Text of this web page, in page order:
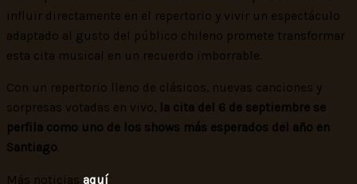
influir directamente en el repertorio y vivir un espectáculo
adaptado al gusto del público chileno promete transformar
esta cita musical en un recuerdo imborrable.
Con un repertorio lleno de clásicos, nuevas canciones y
sorpresas votadas en vivo, la cita del 6 de septiembre se
perfila como uno de los shows más esperados del año en
Santiago.
Más noticias aquí